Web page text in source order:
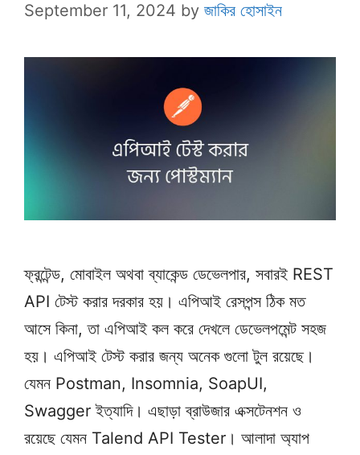
September 11, 2024 by জাকির হোসাইন
ফ্রন্টেন্ড, মোবাইল অথবা ব্যাকেন্ড ডেভেলপার, সবারই REST
API টেস্ট করার দরকার হয়। এপিআই রেসপন্স ঠিক মত
আসে কিনা, তা এপিআই কল করে দেখলে ডেভেলপমেন্ট সহজ
হয়। এপিআই টেস্ট করার জন্য অনেক গুলো টুল রয়েছে।
যেমন Postman, Insomnia, SoapUI,
Swagger ইত্যাদি। এছাড়া ব্রাউজার এক্সটেনশন ও
রয়েছে যেমন Talend API Tester। আলাদা অ্যাপ